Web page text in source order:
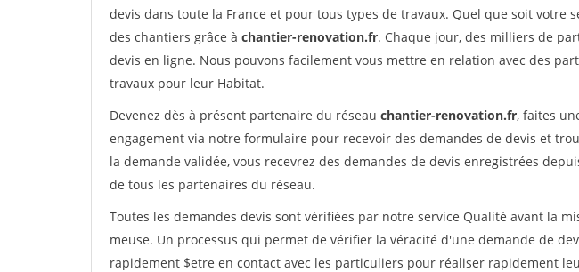
devis dans toute la France et pour tous types de travaux. Quel que soit votre
des chantiers grâce à chantier-renovation.fr. Chaque jour, des milliers de
devis en ligne. Nous pouvons facilement vous mettre en relation avec des
travaux pour leur Habitat.
Devenez dès à présent partenaire du réseau chantier-renovation.fr, faites
engagement via notre formulaire pour recevoir des demandes de devis et
la demande validée, vous recevrez des demandes de devis enregistrées
de tous les partenaires du réseau.
Toutes les demandes devis sont vérifiées par notre service Qualité avant la
meuse. Un processus qui permet de vérifier la véracité d'une demande de
rapidement $etre en contact avec les particuliers pour réaliser rapidement